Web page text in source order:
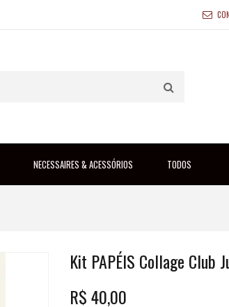
NECESSAIRES & ACESSÓRIOS TODOS
Kit PAPÉIS Collage Club
R$40,00